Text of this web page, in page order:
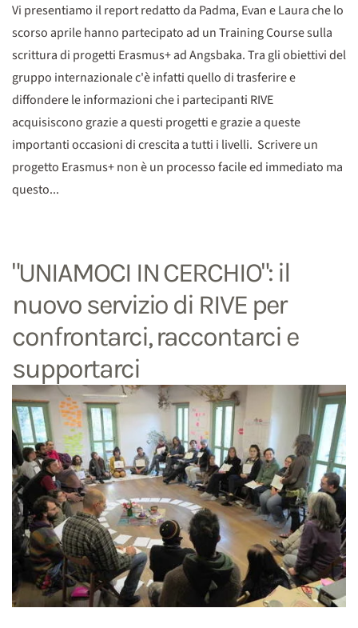
Vi presentiamo il report redatto da Padma, Evan e Laura che lo
scorso aprile hanno partecipato ad un Training Course sulla
scrittura di progetti Erasmus+ ad Angsbaka. Tra gli obiettivi del
gruppo internazionale c'è infatti quello di trasferire e
diffondere le informazioni che i partecipanti RIVE
acquisiscono grazie a questi progetti e grazie a queste
importanti occasioni di crescita a tutti i livelli. Scrivere un
progetto Erasmus+ non è un processo facile ed immediato ma
questo...
"UNIAMOCI IN CERCHIO": il
nuovo servizio di RIVE per
confrontarci, raccontarci e
supportarci